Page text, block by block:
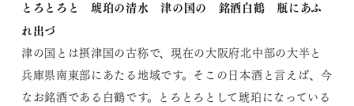
とろとろと 琥珀の清水 津の国の 銘酒白鶴 瓶にあふ
れ出づ
津の国とは摂津国の古称で、現在の大阪府北中部の大半と
兵庫県南東部にあたる地域です。そこの日本酒と言えば、今
なお銘酒である白鶴です。とろとろとして琥珀になっている